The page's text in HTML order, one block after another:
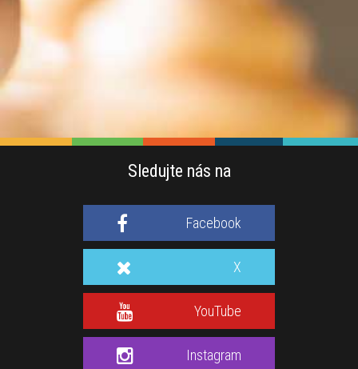
Sledujte nás na
Facebook
X
YouTube
Instagram